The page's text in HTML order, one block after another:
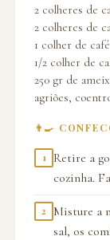
2 colheres de
2 colheres de
1 colher de
1/2 colher de
250 gr de
agriões,
👨‍🍳
1
Retire a
cozinha.
2
Misture a
sal, os